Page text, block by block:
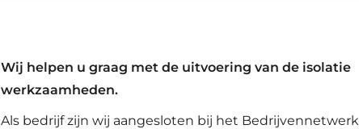
Wij helpen u graag met de uitvoering van de isolatie
werkzaamheden.
Als bedrijf zijn wij aangesloten bij het Bedrijvennetwerk